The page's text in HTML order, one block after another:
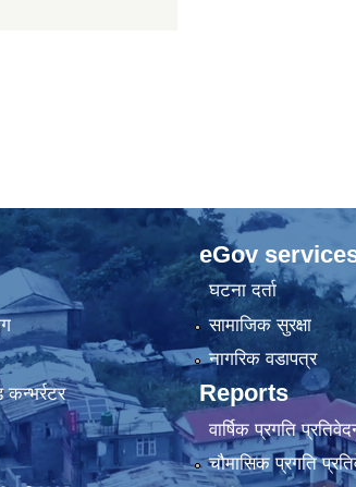
कन्भर्रटर
eGov
घटना दर्ता
सामाजिक सुरक्षा
नागरिक वडापत्र
Reports
वार्षिक प्रगति
चौमासिक प्रगति